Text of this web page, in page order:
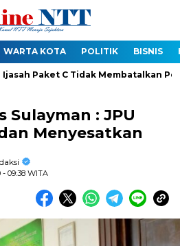
WARTA KOTA POLITIK BISNIS
Membatalkan Pelantikan Bupati-
Sulayman : JPU
Menyesatkan
09:38 WITA